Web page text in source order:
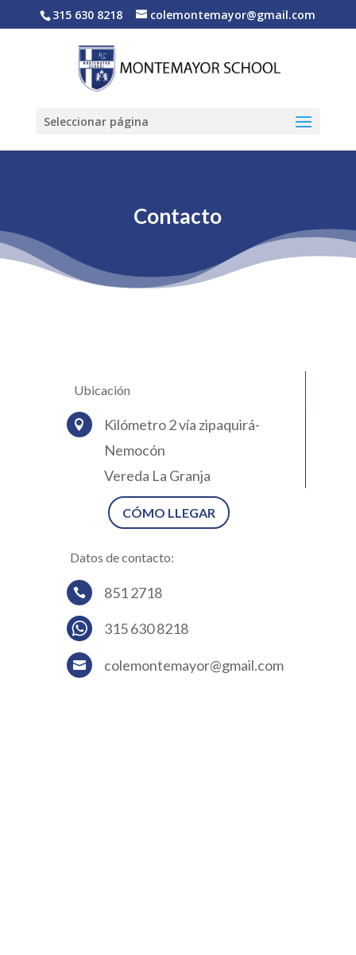
315 630 8218 colemontemayor@gmail.com
Seleccionar página
Contacto
Ubicación

Kilómetro 2 vía zipaquirá-
Nemocón
Vereda La Granja
CÓMO LLEGAR
Datos de contacto:
 851 2718
315 630 8218
 colemontemayor@gmail.com